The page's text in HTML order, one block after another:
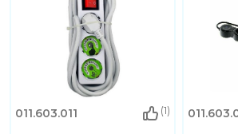
011.603.011 (1)